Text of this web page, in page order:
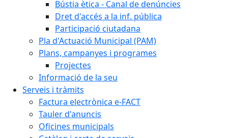
Bústia ètica - Canal de denúncies
Dret d'accés a la inf. pública
Participació ciutadana
Pla d'Actuació Municipal (PAM)
Plans, campanyes i programes
Projectes
Informació de la seu
Serveis i tràmits
Factura electrònica e-FACT
Tauler d'anuncis
Oficines municipals